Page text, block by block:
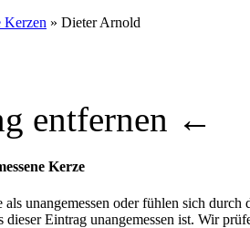
Kerzen » Dieter Arnold
entfernen ←
Kerze
als unangemessen oder fühlen sich
dieser Eintrag unangemessen ist. Wir